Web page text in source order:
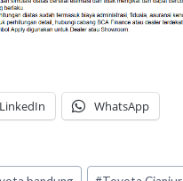
LinkedIn WhatsApp